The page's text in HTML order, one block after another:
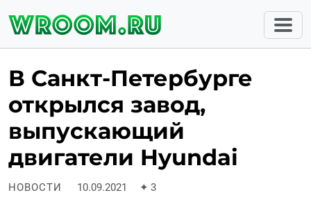
В Санкт-Петербурге
открылся завод,
выпускающий
двигатели Hyundai
НОВОСТИ 10.09.2021 ✦ 3